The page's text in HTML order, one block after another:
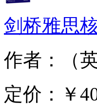
剑桥雅思
作者：（
定价：
￥